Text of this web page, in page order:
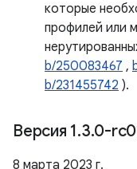
которые
профилей или
b/250083467 ,
b/231455742 ).
Версия 1.3.0-
8 марта 2023 г.